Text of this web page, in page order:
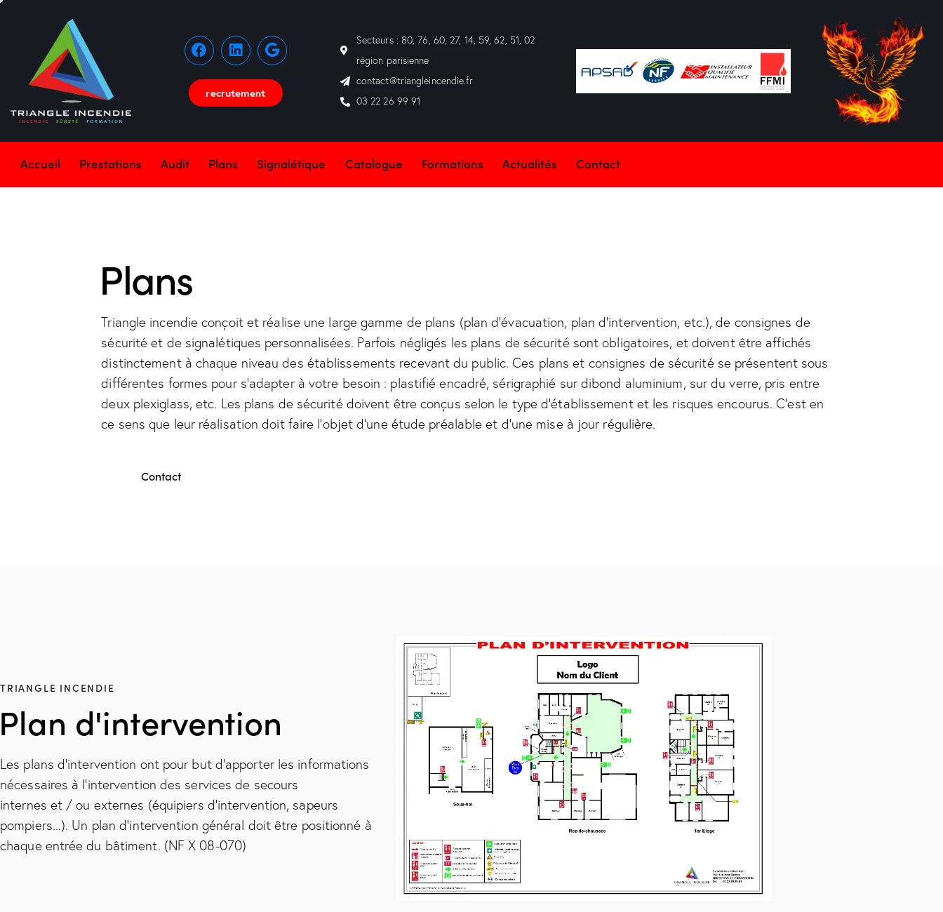
recrutement
Secteurs : 80, 76, 60, 27, 14, 59, 62, 51, 02
région parisienne
contact@triangleincendie.fr
03 22 26 99 91
Accueil Prestations Audit Plans Signalétique Catalogue Formations Actualités Contact
Plans
Triangle incendie conçoit et réalise une large gamme de plans (plan d’évacuation, plan d’intervention, etc.), de consignes de
sécurité et de signalétiques personnalisées. Parfois négligés les plans de sécurité sont obligatoires, et doivent être affichés
distinctement à chaque niveau des établissements recevant du public. Ces plans et consignes de sécurité se présentent sous
différentes formes pour s’adapter à votre besoin : plastifié encadré, sérigraphié sur dibond aluminium, sur du verre, pris entre
deux plexiglass, etc. Les plans de sécurité doivent être conçus selon le type d’établissement et les risques encourus. C’est en
ce sens que leur réalisation doit faire l’objet d’une étude préalable et d’une mise à jour régulière.
Contact
TRIANGLE INCENDIE
d'intervention
Les plans d'intervention ont pour but d’apporter les informations
nécessaires à l’intervention des services de secours
internes et / ou externes (équipiers d’intervention, sapeurs
pompiers...). Un plan d’intervention général doit être positionné à
chaque entrée du bâtiment. (NF X 08-070)